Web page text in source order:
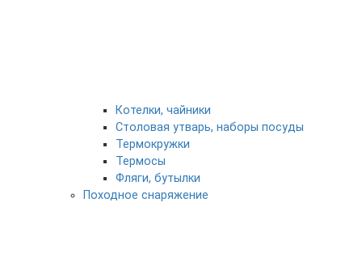
Котелки, чайники
Столовая утварь, наборы посуды
Термокружки
Термосы
Фляги, бутылки
Походное снаряжение